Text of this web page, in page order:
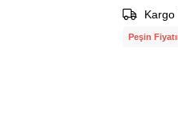
Kargo
Peşin